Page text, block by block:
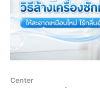
Center